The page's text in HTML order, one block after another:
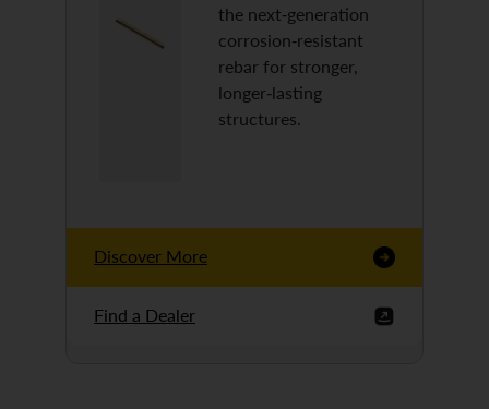
the next-generation
corrosion-resistant
rebar for stronger,
longer-lasting
structures.
Discover More
Find a Dealer